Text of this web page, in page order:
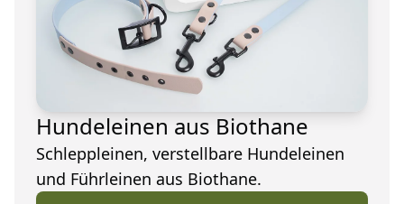
Hundeleinen aus Biothane
Schleppleinen, verstellbare Hundeleinen
und Führleinen aus Biothane.